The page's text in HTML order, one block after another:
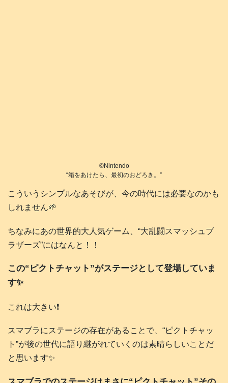
©️Nintendo
“箱をあけたら、最初のおどろき。”
こういうシンプルなあそびが、今の時代には必要なのかも
しれません🌱
ちなみにあの世界的大人気ゲーム、“大乱闘スマッシュブ
ラザーズ”にはなんと！！
この“ピクトチャット”がステージとして登場していま
す✨
これは大きい❗️
スマブラにステージの存在があることで、“ピクトチャッ
ト”が後の世代に語り継がれていくのは素晴らしいことだ
と思います✨